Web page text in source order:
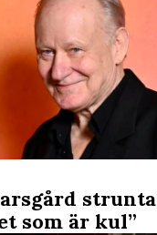
som är kul”